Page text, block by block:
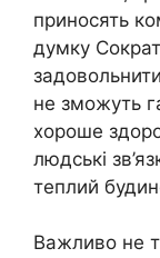
приносять
думку
не зможуть
хороше
людські
теплий
Важливо не